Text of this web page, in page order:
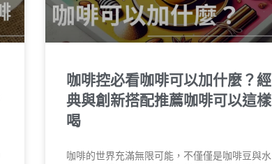
咖啡控必看咖啡可以加什麼？經
典與創新搭配推薦咖啡可以這樣
喝
咖啡的世界充滿無限可能，不僅僅是咖啡豆與水